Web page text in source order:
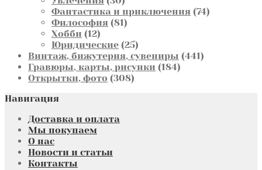
товаров
Фантастика и приключения 7474
Философия 8181
Хобби 1212
товаров
Юридические 2525
товаров
Винтаж, бижутерия, сувениры 441441
Гравюры, карты, рисунки 184184
Открытки, фото 308308
Навигация
Доставка и оплата
Мы покупаем
О нас
Новости и статьи
Контакты